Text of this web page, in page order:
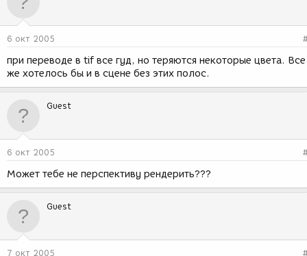
6 окт 2005
при переводе в tif все гуд, но теряются некоторые цвета. Все
же хотелось бы и в сцене без этих полос.
Guest
6 окт 2005
Может тебе не перспективу рендерить???
Guest
7 окт 2005